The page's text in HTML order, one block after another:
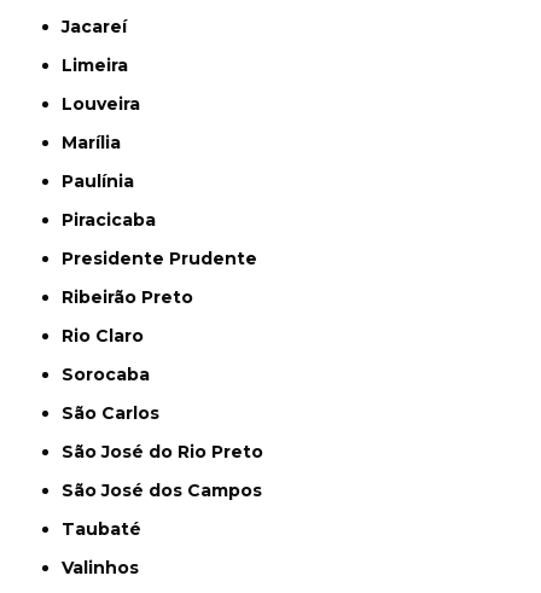
Jacareí
Limeira
Louveira
Marília
Paulínia
Piracicaba
Presidente Prudente
Ribeirão Preto
Rio Claro
Sorocaba
São Carlos
São José do Rio Preto
São José dos Campos
Taubaté
Valinhos